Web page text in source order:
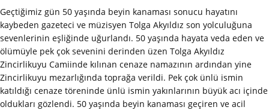
Geçtiğimiz gün 50 yaşında beyin kanaması sonucu hayatını
kaybeden gazeteci ve müzisyen Tolga Akyıldız son yolculuğuna
sevenlerinin eşliğinde uğurlandı. 50 yaşında hayata veda eden ve
ölümüyle pek çok sevenini derinden üzen Tolga Akyıldız
Zincirlikuyu Camiinde kılınan cenaze namazının ardından yine
Zincirlikuyu mezarlığında toprağa verildi. Pek çok ünlü ismin
katıldığı cenaze töreninde ünlü ismin yakınlarının büyük acı içinde
oldukları gözlendi. 50 yaşında beyin kanaması geçiren ve acil